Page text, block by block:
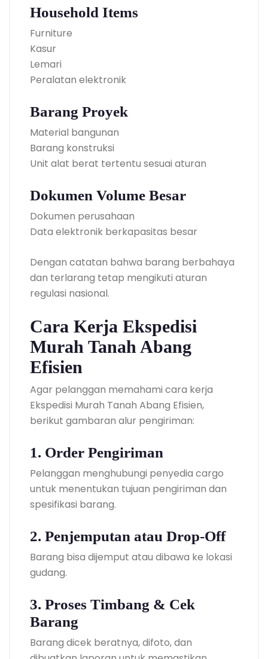
Household Items
Furniture
Kasur
Lemari
Peralatan elektronik
Barang Proyek
Material bangunan
Barang konstruksi
Unit alat berat tertentu sesuai aturan
Dokumen Volume Besar
Dokumen perusahaan
Data elektronik berkapasitas besar
Dengan catatan bahwa barang berbahaya
dan terlarang tetap mengikuti aturan
regulasi nasional.
Cara Kerja Ekspedisi
Murah Tanah Abang
Efisien
Agar pelanggan memahami cara kerja
Ekspedisi Murah Tanah Abang Efisien,
berikut gambaran alur pengiriman:
1. Order Pengiriman
Pelanggan menghubungi penyedia cargo
untuk menentukan tujuan pengiriman dan
spesifikasi barang.
2. Penjemputan atau Drop-Off
Barang bisa dijemput atau dibawa ke lokasi
gudang.
3. Proses Timbang & Cek
Barang
Barang dicek beratnya, difoto, dan